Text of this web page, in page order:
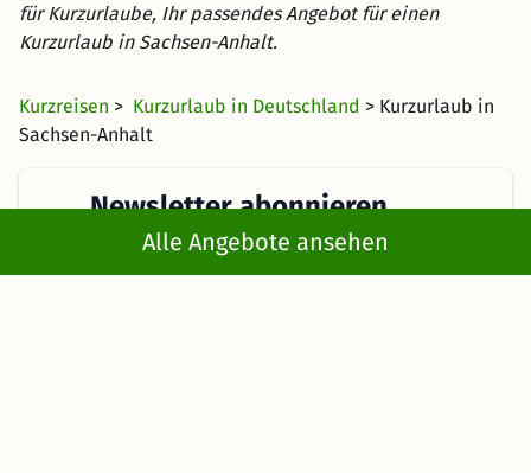
Alle Angebote ansehen
für Kurzurlaube, Ihr passendes Angebot für einen
Kurzurlaub in Sachsen-Anhalt.
Kurzreisen > Kurzurlaub in Deutschland > Kurzurlaub in
Sachsen-Anhalt
Newsletter abonnieren
Erhalte die besten und neuesten Deals direkt